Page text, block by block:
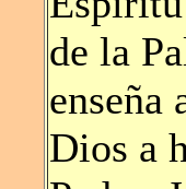
de la
enseña
Dios a